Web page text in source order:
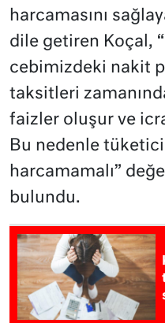
harcamasını
dile getiren Koçal,
cebimizdeki nakit
taksitleri
faizler oluşur ve
Bu nedenle
harcamamalı”
bulundu.